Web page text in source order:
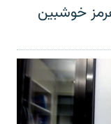
خوشبین